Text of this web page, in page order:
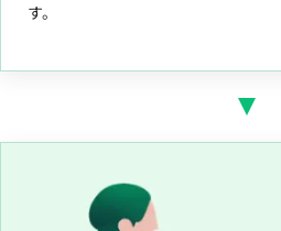
す。